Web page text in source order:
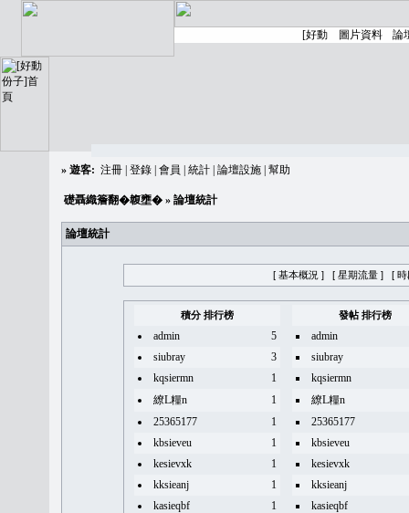
» 遊客: 注冊 登錄 會員 統計 論壇設施 幫助
礎聶織簷翻�䪖壅� » 論壇統計
論壇統計
[ 基本概況 ] [ 星期流量 ] [ 時
積分 排行榜 發帖 排行榜
admin 5
admin
siubray
3
siubray
kqsiermn
1
kqsiermn
繚L糧n
1
繚L糧n
25365177
1
25365177
kbsieveu
1
kbsieveu
kesievxk
1
kesievxk
kksieanj
1
kksieanj
kasieqbf
1
kasieqbf